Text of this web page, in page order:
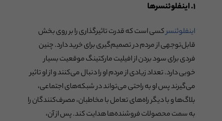
۱. اینفلوئنسرها
اینفلوئنسرکسی است که قدرت تاثیرگذاری را بر روی بخش
قابل‌توجهی از مردم در تصمیم‌گیری برای خرید دارد. چنین
فردی برای سود بردن از افیلیت مارکتینگ موقعیت بسیار
خوبی دارد. تعداد زیادی از مردم او را دنبال می‌کنند و از او تاثیر
می‌گیرند پس او به راحتی می‌تواند در شبکه‌های اجتماعی،
بلاگ‌ها و با دیگر راه‌های تعامل با مخاطبان، مصرف‌کنندگان را
به سمت محصولات فروشنده‌ها هدایت کند. پس از آن،